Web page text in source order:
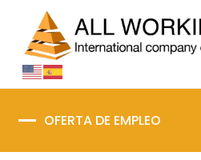
contenido
OFERTA DE EMPLEO